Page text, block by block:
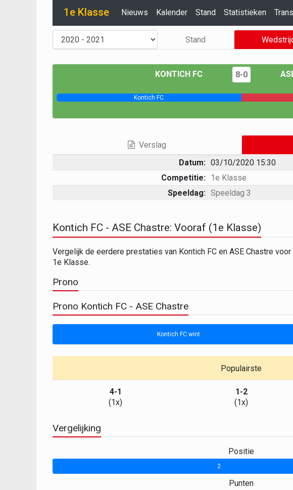
1e Klasse Nieuws Kalender Stand Statistieken
Stand
KONTICH FC 8-0
Kontich FC
Verslag
Datum: 03/10/2020 15:30
Competitie: 1e Klasse
Speeldag: Speeldag 3
Kontich FC - ASE Chastre: Vooraf (1e Klasse)
Vergelijk de eerdere prestaties van Kontich FC en ASE Chastre
1e Klasse.
Prono
Prono Kontich FC - ASE Chastre
Kontich FC wint
Populairste
4-1
(1x)
1-2
(1x)
Vergelijking
Positie
2
Punten